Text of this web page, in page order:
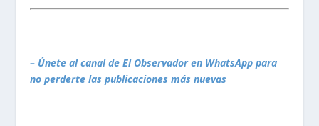
– Únete al canal de El Observador en WhatsApp para
no perderte las publicaciones más nuevas